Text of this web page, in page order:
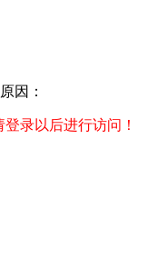
因：
录以后进行访问！